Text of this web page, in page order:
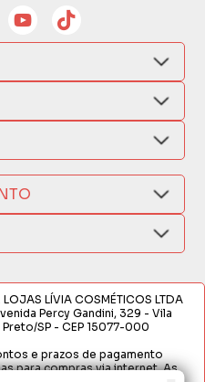
LÍVIA COSMÉTICOS LTDA
Percy Gandini, 329 - Vila
SP - CEP 15077-000
e prazos de pagamento
para compras via internet. As